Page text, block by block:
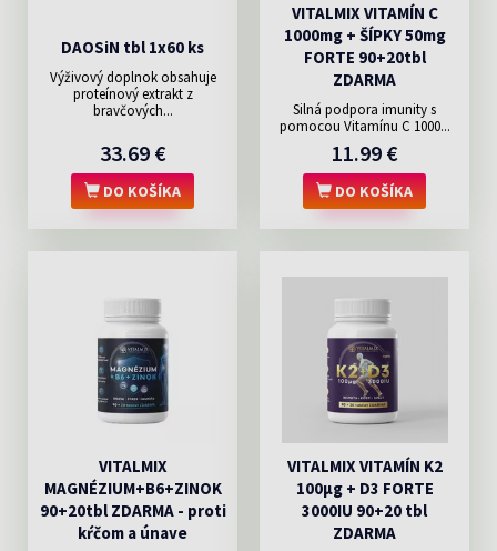
DAOSiN tbl 1x60 ks
Výživový doplnok obsahuje
proteínový extrakt z
bravčových...
33.69 €
DO KOŠÍKA
VITALMIX VITAMÍN C
1000mg + ŠÍPKY 50mg
FORTE 90+20tbl
ZDARMA
Silná podpora imunity s
pomocou Vitamínu C 1000...
11.99 €
DO KOŠÍKA
VITALMIX
MAGNÉZIUM+B6+ZINOK
90+20tbl ZDARMA - proti
kŕčom a únave
VITALMIX VITAMÍN K2
100µg + D3 FORTE
3000IU 90+20 tbl
ZDARMA